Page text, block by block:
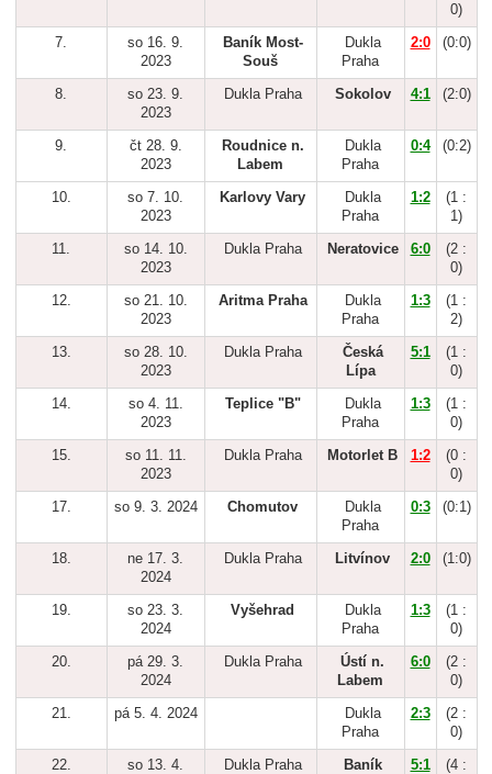
0)
7.
so 16. 9.
2023
Baník Most-
Souš
Dukla
Praha
2:0 (0:0)
8.
so 23. 9.
2023
Dukla Praha Sokolov 4:1 (2:0)
9.
čt 28. 9.
2023
Roudnice n.
Labem
Dukla
Praha
0:4 (0:2)
10.
so 7. 10.
2023
Karlovy Vary
Dukla
Praha
1:2
(1 :
1)
11.
so 14. 10.
2023
Dukla Praha Neratovice 6:0
(2 :
0)
12.
so 21. 10.
2023
Aritma Praha
Dukla
Praha
1:3
(1 :
2)
13.
so 28. 10.
2023
Dukla Praha
Česká
Lípa
5:1
(1 :
0)
14.
so 4. 11.
2023
Teplice "B"
Dukla
Praha
1:3
(1 :
0)
15.
so 11. 11.
2023
Dukla Praha Motorlet B 1:2
(0 :
0)
17. so 9. 3. 2024 Chomutov
Dukla
Praha
0:3 (0:1)
18.
ne 17. 3.
2024
Dukla Praha Litvínov 2:0 (1:0)
19.
so 23. 3.
2024
Vyšehrad
Dukla
Praha
1:3
(1 :
0)
20.
pá 29. 3.
2024
Dukla Praha
Ústí n.
Labem
6:0
(2 :
0)
21. pá 5. 4. 2024
Dukla
Praha
2:3
(2 :
0)
22.
so 13. 4.
Dukla Praha
Baník
5:1
(4 :